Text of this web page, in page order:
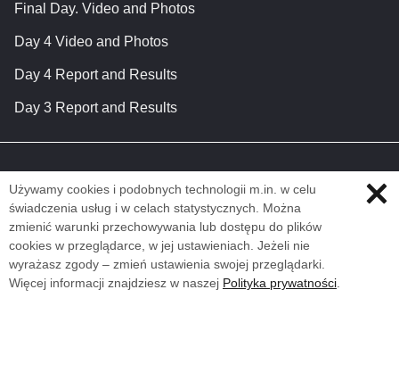
Final Day. Video and Photos
Day 4 Video and Photos
Day 4 Report and Results
Day 3 Report and Results
Używamy cookies i podobnych technologii m.in. w celu
świadczenia usług i w celach statystycznych. Można
zmienić warunki przechowywania lub dostępu do plików
cookies w przeglądarce, w jej ustawieniach. Jeżeli nie
wyrażasz zgody – zmień ustawienia swojej przeglądarki.
Więcej informacji znajdziesz w naszej Polityka prywatności.